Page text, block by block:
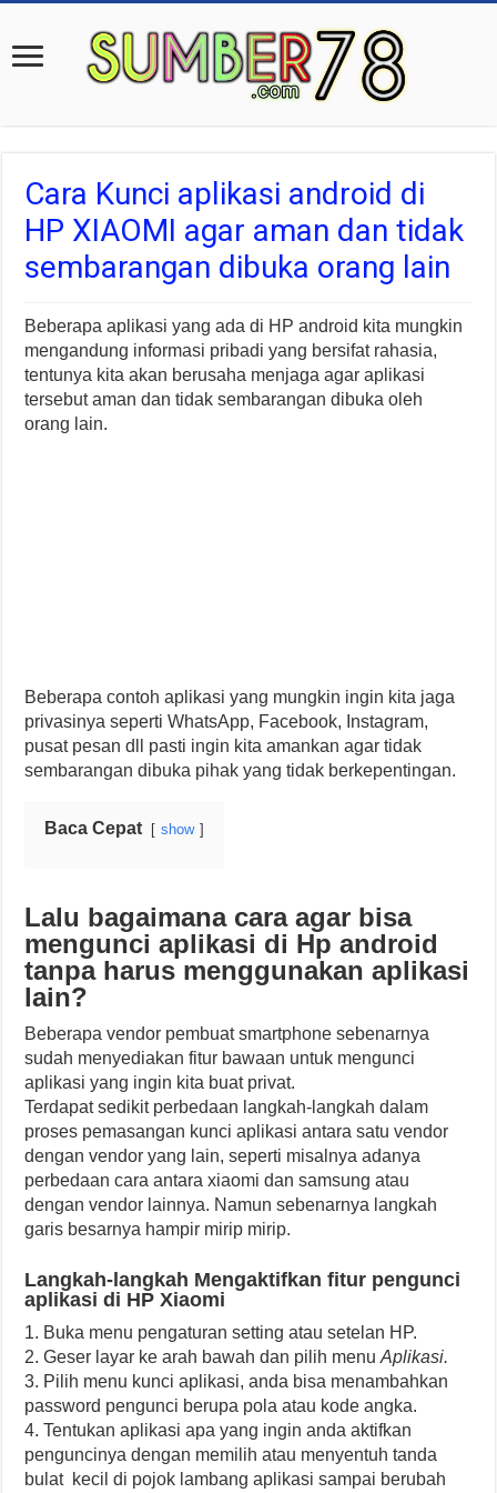
Cara Kunci aplikasi android di
HP XIAOMI agar aman dan tidak
sembarangan dibuka orang lain
Beberapa aplikasi yang ada di HP android kita mungkin
mengandung informasi pribadi yang bersifat rahasia,
tentunya kita akan berusaha menjaga agar aplikasi
tersebut aman dan tidak sembarangan dibuka oleh
orang lain.
Beberapa contoh aplikasi yang mungkin ingin kita jaga
privasinya seperti WhatsApp, Facebook, Instagram,
pusat pesan dll pasti ingin kita amankan agar tidak
sembarangan dibuka pihak yang tidak berkepentingan.
Baca Cepat show
Lalu bagaimana cara agar bisa
mengunci aplikasi di Hp android
tanpa harus menggunakan aplikasi
lain?
Beberapa vendor pembuat smartphone sebenarnya
sudah menyediakan fitur bawaan untuk mengunci
aplikasi yang ingin kita buat privat.
Terdapat sedikit perbedaan langkah-langkah dalam
proses pemasangan kunci aplikasi antara satu vendor
dengan vendor yang lain, seperti misalnya adanya
perbedaan cara antara xiaomi dan samsung atau
dengan vendor lainnya. Namun sebenarnya langkah
garis besarnya hampir mirip mirip.
Langkah-langkah Mengaktifkan fitur pengunci
aplikasi di HP Xiaomi
1. Buka menu pengaturan setting atau setelan HP.
2. Geser layar ke arah bawah dan pilih menuAplikasi.
3. Pilih menu kunci aplikasi, anda bisa menambahkan
password pengunci berupa pola atau kode angka.
4. Tentukan aplikasi apa yang ingin anda aktifkan
penguncinya dengan memilih atau menyentuh tanda
bulat kecil di pojok lambang aplikasi sampai berubah